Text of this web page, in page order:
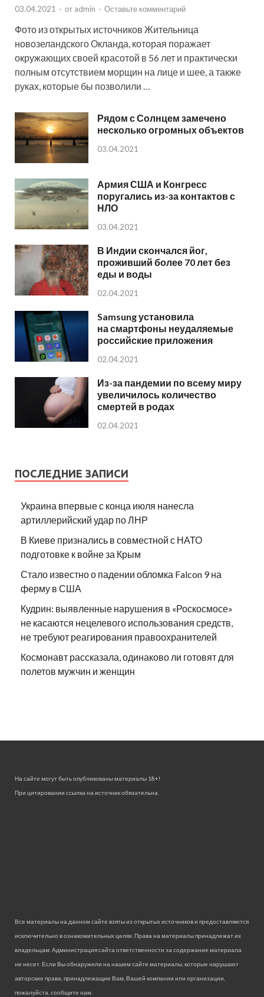
03.04.2021 - от admin - Оставьте комментарий
Фото из открытых источников Жительница
новозеландского Окланда, которая поражает
окружающих своей красотой в 56 лет и практически
полным отсутствием морщин на лице и шее, а также
руках, которые бы позволили …
Рядом с Солнцем замечено
несколько огромных объектов
03.04.2021
Армия США и Конгресс
поругались из-за контактов с
НЛО
03.04.2021
В Индии скончался йог,
проживший более 70 лет без
еды и воды
02.04.2021
Samsung установила
на смартфоны неудаляемые
российские приложения
02.04.2021
Из-за пандемии по всему миру
увеличилось количество
смертей в родах
02.04.2021
ПОСЛЕДНИЕ ЗАПИСИ
Украина впервые с конца июля нанесла
артиллерийский удар по ЛНР
В Киеве признались в совместной с НАТО
подготовке к войне за Крым
Стало известно о падении обломка Falcon 9 на
ферму в США
Кудрин: выявленные нарушения в «Роскосмосе»
не касаются нецелевого использования средств,
не требуют реагирования правоохранителей
Космонавт рассказала, одинаково ли готовят для
полетов мужчин и женщин
На сайте могут быть опубликованы материалы 18+!
При цитировании ссылка на источник обязательна.
Все материалы на данном сайте взяты из открытых источников и предоставляются
исключительно в ознакомительных целях. Права на материалы принадлежат их
владельцам. Администрация сайта ответственности за содержание материала
не несет. Если Вы обнаружили на нашем сайте материалы, которые нарушают
авторские права, принадлежащие Вам, Вашей компании или организации,
пожалуйста, сообщите нам.